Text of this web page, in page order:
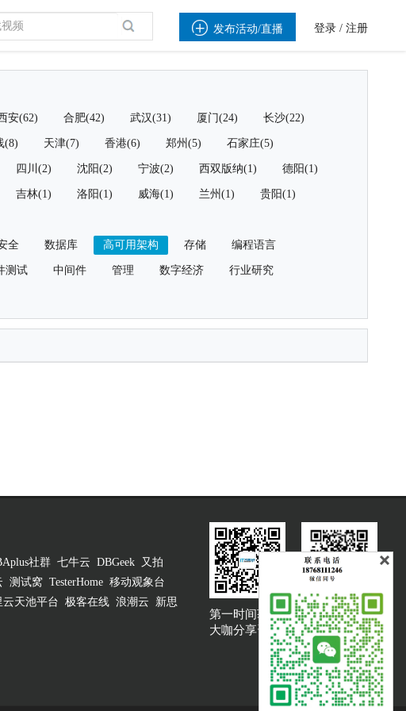
 发布活动/直播 登录 / 注册
安(62) 合肥(42) 武汉(31) 厦门(24) 长沙(22)
(8) 天津(7) 香港(6) 郑州(5) 石家庄(5)
四川(2) 沈阳(2) 宁波(2) 西双版纳(1) 德阳(1)
吉林(1) 洛阳(1) 威海(1) 兰州(1) 贵阳(1)
全 数据库 高可用架构 存储 编程语言
测试 中间件 管理 数字经济 行业研究
社群 七牛云 DBGeek
又拍
测试窝 TesterHome 移动观象台
云天池平台 极客在线 浪潮云
新思
第一时间获取
大咖分享资讯
大咖说吐槽客服